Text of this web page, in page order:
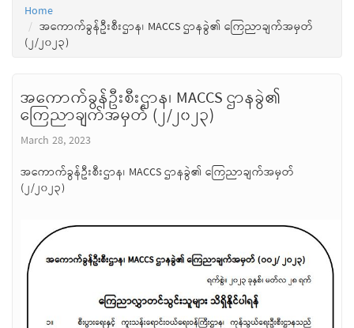
Home
အကောက်ခွန်ဦးစီးဌာန၊ MACCS ဌာနခွဲ၏ ကြေညာချက်အမှတ်
(၂/၂၀၂၃)
အကောက်ခွန်ဦးစီးဌာန၊ MACCS ဌာနခွဲ၏
ကြေညာချက်အမှတ် (၂/၂၀၂၃)
March 28, 2023
အကောက်ခွန်ဦးစီးဌာန၊ MACCS ဌာနခွဲ၏ ကြေညာချက်အမှတ်
(၂/၂၀၂၃)